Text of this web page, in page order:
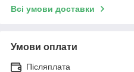
Всі умови доставки
Умови оплати
Післяплата